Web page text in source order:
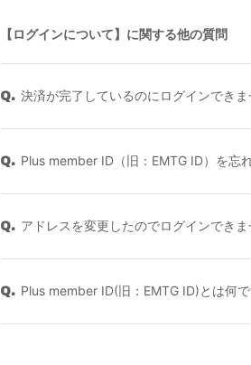
【ログインについて】に関する他の質問
Q. 決済が完了しているのにログインできま
Q. Plus member ID（旧：EMTG ID）を忘れ
Q. アドレスを変更したのでログインできま
Q. Plus member ID(旧：EMTG ID)とは何で